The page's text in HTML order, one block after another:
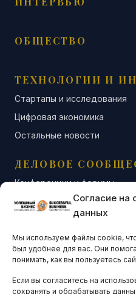
Согласие на
данных
Мы используем файлы cookie,
был удобнее для вас. Они
понимать, как вы пользуетесь
Если вы согласитесь на
сохранять и обрабатывать
ОБЩЕСТВО
ТЕХНОЛОГИИ И
Стартапы и исследования
Цифровая экономика
Остальные новости
ДЕЛОВОЕ
Конференции и форумы
Бизнес-клубы и ассоциации
Остальные новости
АНАЛИТИКА И
ARTICLES IN